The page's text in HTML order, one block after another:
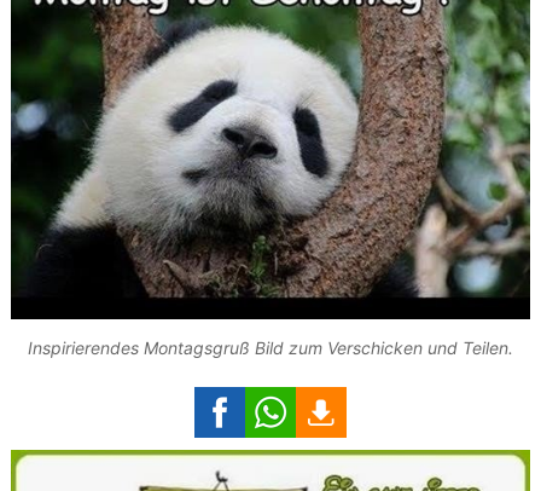
Inspirierendes Montagsgruß Bild zum Verschicken und Teilen.